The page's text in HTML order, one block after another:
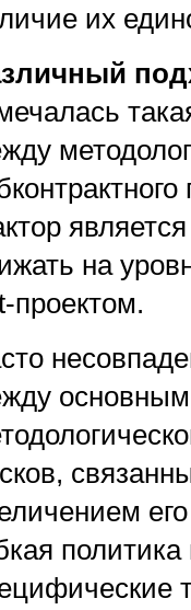
их
на
проектом.
основным